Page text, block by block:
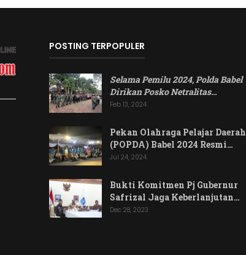
POSTING TERPOPULER
Selama Pemilu 2024, Polda Babel
Dirikan Posko Netralitas…
Feb 13, 2024
Pekan Olahraga Pelajar Daerah
(POPDA) Babel 2024 Resmi…
Jul 24, 2024
Bukti Komitmen Pj Gubernur
Safrizal Jaga Keberlanjutan…
Dec 28, 2023